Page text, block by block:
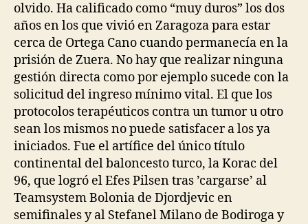
olvido. Ha calificado como “muy duros” los dos
años en los que vivió en Zaragoza para estar
cerca de Ortega Cano cuando permanecía en la
prisión de Zuera. No hay que realizar ninguna
gestión directa como por ejemplo sucede con la
solicitud del ingreso mínimo vital. El que los
protocolos terapéuticos contra un tumor u otro
sean los mismos no puede satisfacer a los ya
iniciados. Fue el artífice del único título
continental del baloncesto turco, la Korac del
96, que logró el Efes Pilsen tras ’cargarse’ al
Teamsystem Bolonia de Djordjevic en
semifinales y al Stefanel Milano de Bodiroga y